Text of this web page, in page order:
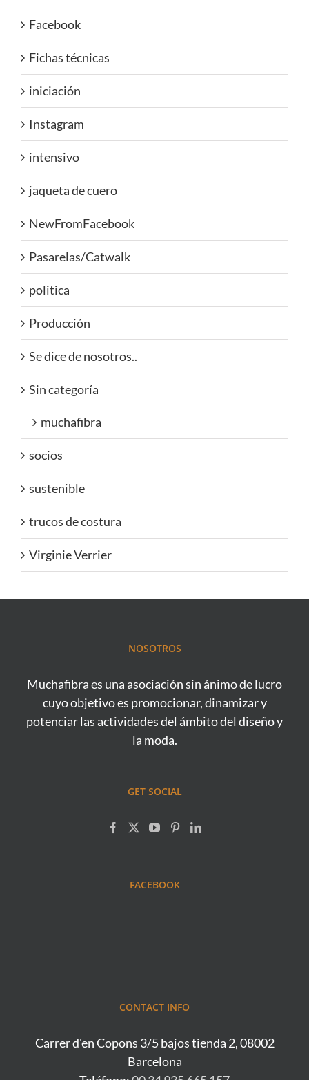
Facebook
Fichas técnicas
iniciación
Instagram
intensivo
jaqueta de cuero
NewFromFacebook
Pasarelas/Catwalk
politica
Producción
Se dice de nosotros..
Sin categoría
muchafibra
socios
sustenible
trucos de costura
Virginie Verrier
NOSOTROS
Muchafibra es una asociación sin ánimo de lucro
cuyo objetivo es promocionar, dinamizar y
potenciar las actividades del ámbito del diseño y
la moda.
GET SOCIAL
FACEBOOK
CONTACT INFO
Carrer d'en Copons 3/5 bajos tienda 2, 08002
Barcelona